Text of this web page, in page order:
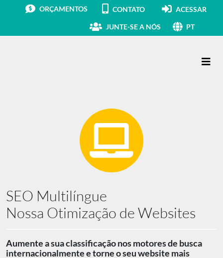
ORÇAMENTOS CONTATO ACESSAR
JUNTE-SE A NÓS PT
SEO Multilíngue
Nossa Otimização de Websites
Aumente a sua classificação nos motores de busca
internacionalmente e torne o seu website mais